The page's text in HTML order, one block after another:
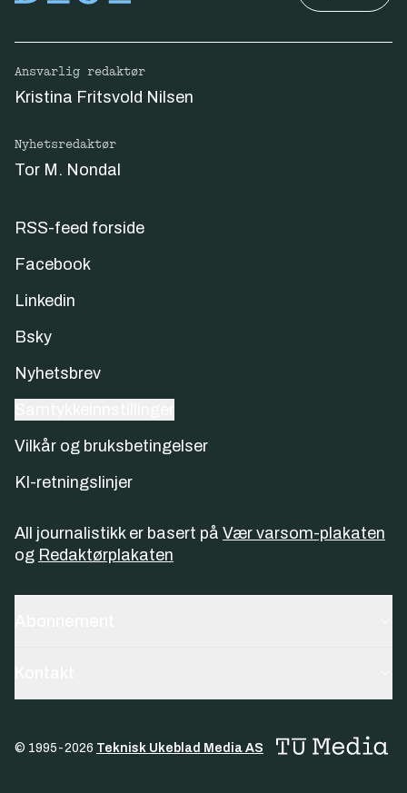
Ansvarlig redaktør
Kristina Fritsvold Nilsen
Nyhetsredaktør
Tor M. Nondal
RSS-feed forside
Facebook
Linkedin
Bsky
Nyhetsbrev
Vilkår og bruksbetingelser
KI-retningslinjer
All journalistikk er basert på Vær varsom-plakaten
og Redaktørplakaten
© 1995-2026 Teknisk Ukeblad Media AS